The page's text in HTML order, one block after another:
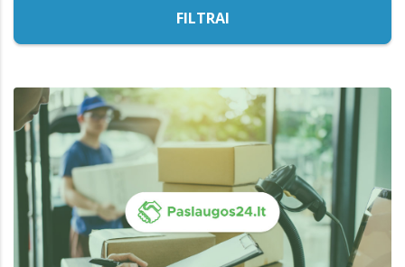
FILTRAI